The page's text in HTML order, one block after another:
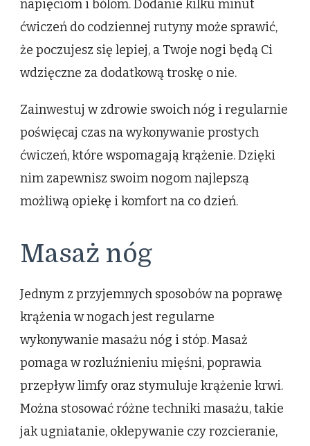
napięciom i bólom. Dodanie kilku minut
ćwiczeń do codziennej rutyny może sprawić,
że poczujesz się lepiej, a Twoje nogi będą Ci
wdzięczne za dodatkową troskę o nie.
Zainwestuj w zdrowie swoich nóg i regularnie
poświęcaj czas na wykonywanie prostych
ćwiczeń, które wspomagają krążenie. Dzięki
nim zapewnisz swoim nogom najlepszą
możliwą opiekę i komfort na co dzień.
Masaż nóg
Jednym z przyjemnych sposobów na poprawę
krążenia w nogach jest regularne
wykonywanie masażu nóg i stóp. Masaż
pomaga w rozluźnieniu mięśni, poprawia
przepływ limfy oraz stymuluje krążenie krwi.
Można stosować różne techniki masażu, takie
jak ugniatanie, oklepywanie czy rozcieranie,